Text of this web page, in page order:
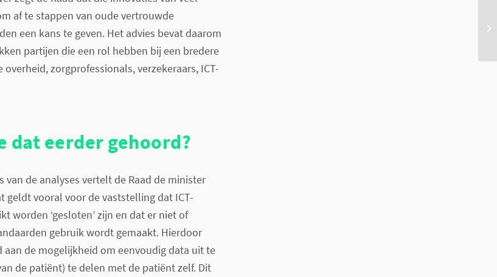
af te stappen van oude vertrouwde
een kans te geven. Het advies bevat daarom
partijen die een rol hebben bij een bredere
zorgprofessionals, verzekeraars, ICT-
dat eerder gehoord?
van de analyses vertelt de Raad de minister
geldt vooral voor de vaststelling dat ICT-
worden ‘gesloten’ zijn en dat er niet of
gebruik wordt gemaakt. Hierdoor
aan de mogelijkheid om eenvoudig data uit te
de patiënt) te delen met de patiënt zelf. Dit